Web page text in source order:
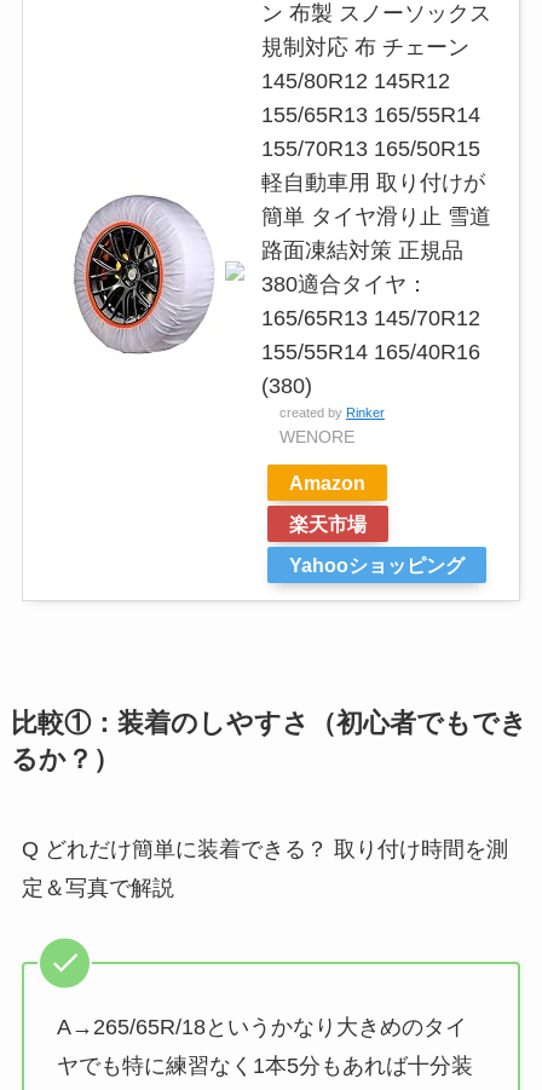
ン 布製 スノーソックス
規制対応 布 チェーン
145/80R12 145R12
155/65R13 165/55R14
155/70R13 165/50R15
軽自動車用 取り付けが
簡単 タイヤ滑り止 雪道
路面凍結対策 正規品
380適合タイヤ：
165/65R13 145/70R12
155/55R14 165/40R16
(380)
created by Rinker
WENORE
Amazon
楽天市場
Yahooショッピング
比較①：装着のしやすさ（初心者でもでき
るか？）
Q どれだけ簡単に装着できる？ 取り付け時間を測
定＆写真で解説
A→265/65R/18というかなり大きめのタイ
ヤでも特に練習なく1本5分もあれば十分装